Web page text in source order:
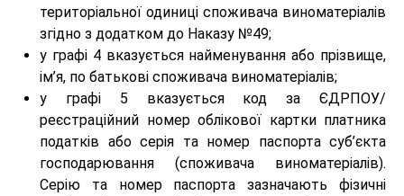
територіальної одиниці споживача виноматеріалів
згідно з додатком до Наказу №49;
у графі 4 вказується найменування або прізвище,
ім’я, по батькові споживача виноматеріалів;
у графі 5 вказується код за ЄДРПОУ/
реєстраційний номер облікової картки платника
податків або серія та номер паспорта суб’єкта
господарювання (споживача виноматеріалів).
Серію та номер паспорта зазначають фізичні